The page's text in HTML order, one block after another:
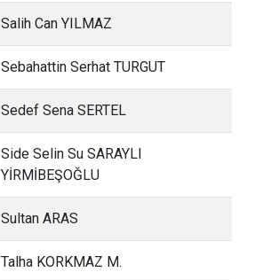
Salih Can YILMAZ
Sebahattin Serhat TURGUT
Sedef Sena SERTEL
Side Selin Su SARAYLI
YİRMİBEŞOĞLU
Sultan ARAS
Talha KORKMAZ M.